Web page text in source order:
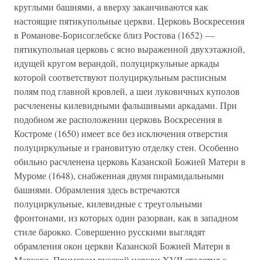
круглыми башнями, а вверху заканчиваются как
настоящие пятикупольные церкви. Церковь Воскресения
в Романове-Борисоглебске близ Ростова (1652) —
пятикупольная церковь с ясно выраженной двухэтажной,
идущей кругом верандой, полуциркульные аркады
которой соответствуют полуциркульным расписным
полям под главной кровлей, а шеи луковичных куполов
расчленены килевидными фальшивыми аркадами. При
подобном же расположении церковь Воскресения в
Костроме (1650) имеет все без исключения отверстия
полуциркульные и грановитую отделку стен. Особенно
обильно расчленена церковь Казанской Божией Матери в
Муроме (1648), снабженная двумя пирамидальными
башнями. Обрамления здесь встречаются
полуциркульные, килевидные с треугольными
фронтонами, из которых один разорван, как в западном
стиле барокко. Совершенно русскими выглядят
обрамления окон церкви Казанской Божией Матери в